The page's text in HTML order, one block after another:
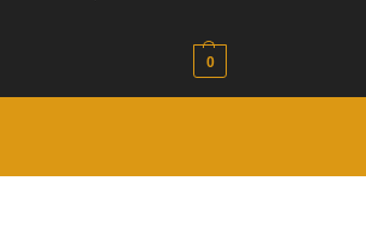
0